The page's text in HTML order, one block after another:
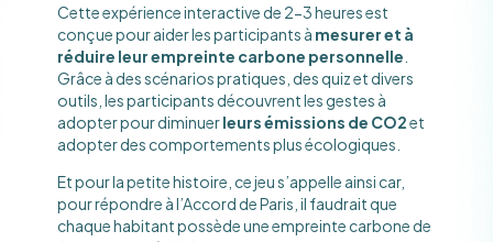
Cette expérience interactive de 2-3 heures est
conçue pour aider les participants à mesurer et à
réduire leur empreinte carbone personnelle
Grâce à des scénarios pratiques, des quiz et divers
outils, les participants découvrent les gestes à
adopter pour diminuerleurs émissions de CO2et
adopter des comportements plus écologiques.
Et pour la petite histoire, ce jeu s’appelle ainsi car,
pour répondre à l’Accord de Paris, il faudrait que
chaque habitant possède une empreinte carbone de